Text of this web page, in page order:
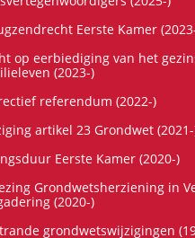
Eerste Kamer
op eerbiediging van het
(2023-)
referendum (2022-)
artikel 23 Grondwet
Eerste Kamer (2020-)
Grondwetsherziening in
(2020-)
grondwetswijzigingen